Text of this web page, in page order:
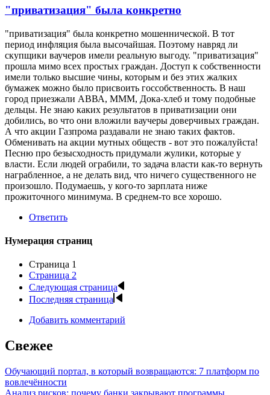
"приватизация" была конкретно
"приватизация" была конкретно мошеннической. В тот
период инфляция была высочайшая. Поэтому навряд ли
скупщики ваучеров имели реальную выгоду. "приватизация"
прошла мимо всех простых граждан. Доступ к собственности
имели только высшие чины, которым и без этих жалких
бумажек можно было присвоить госсобственность. В наш
город приезжали АВВА, МММ, Дока-хлеб и тому подобные
дельцы. Не знаю каких результатов в приватизации они
добились, во что они вложили ваучеры доверчивых граждан.
А что акции Газпрома раздавали не знаю таких фактов.
Обменивать на акции мутных обществ - вот это пожалуйста!
Песню про безысходность придумали жулики, которые у
власти. Если людей ограбили, то задача власти как-то вернуть
награбленное, а не делать вид, что ничего существенного не
произошло. Подумаешь, у кого-то зарплата ниже
прожиточного минимума. В среднем-то все хорошо.
Ответить
Нумерация страниц
Страница 1
Страница 2
Следующая страница
Последняя страница
Добавить комментарий
Свежее
Обучающий портал, в который возвращаются: 7 платформ по
вовлечённости
Анализ рисков: почему банки закрывают программы